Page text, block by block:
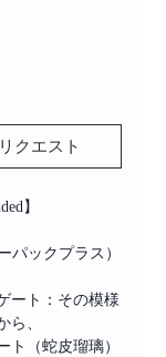
クエスト
】
パックプラス）
ート：その模様
ら、
ト（蛇皮瑠璃）